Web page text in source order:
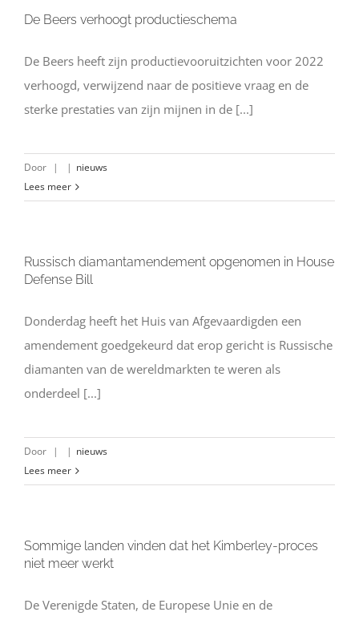
De Beers verhoogt productieschema
De Beers heeft zijn productievooruitzichten voor 2022
verhoogd, verwijzend naar de positieve vraag en de
sterke prestaties van zijn mijnen in de [...]
Door | | nieuws
Lees meer
Russisch diamantamendement opgenomen in House
Defense Bill
Donderdag heeft het Huis van Afgevaardigden een
amendement goedgekeurd dat erop gericht is Russische
diamanten van de wereldmarkten te weren als
onderdeel [...]
Door | | nieuws
Lees meer
Sommige landen vinden dat het Kimberley-proces
niet meer werkt
De Verenigde Staten, de Europese Unie en de